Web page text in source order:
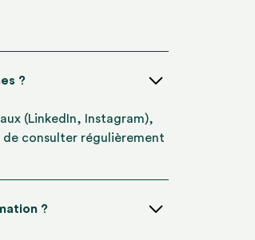
?
(LinkedIn, Instagram),
de consulter régulièrement
?